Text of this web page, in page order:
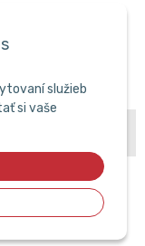
služieb
si vaše